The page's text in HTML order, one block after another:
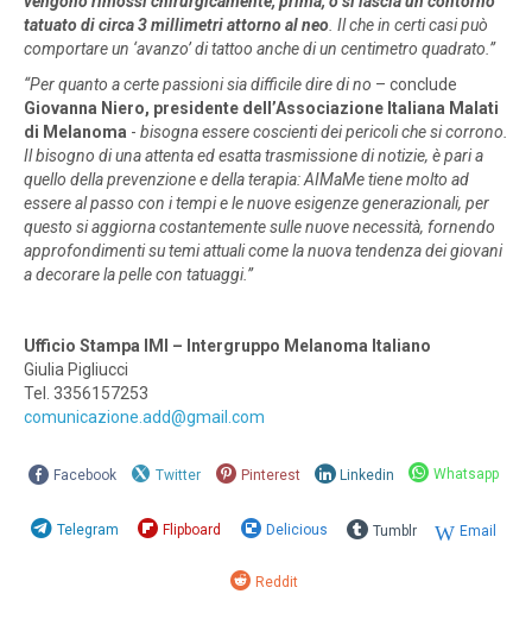
tatuato di circa 3 millimetri attorno al neo . Il che in certi casi può
comportare un ‘avanzo’ di tattoo anche di un centimetro quadrato.”
“Per quanto a certe passioni sia difficile dire di no – conclude
Giovanna Niero, presidente dell’Associazione Italiana Malati
di Melanoma - bisogna essere coscienti dei pericoli che si corrono.
Il bisogno di una attenta ed esatta trasmissione di notizie, è pari a
quello della prevenzione e della terapia: AIMaMe tiene molto ad
essere al passo con i tempi e le nuove esigenze generazionali, per
questo si aggiorna costantemente sulle nuove necessità, fornendo
approfondimenti su temi attuali come la nuova tendenza dei giovani
a decorare la pelle con tatuaggi.”
Ufficio Stampa IMI – Intergruppo Melanoma Italiano
Giulia Pigliucci
Tel. 3356157253
comunicazione.add@gmail.com
Facebook Twitter Pinterest Linkedin Whatsapp
Telegram Flipboard Delicious Tumblr Email
Reddit